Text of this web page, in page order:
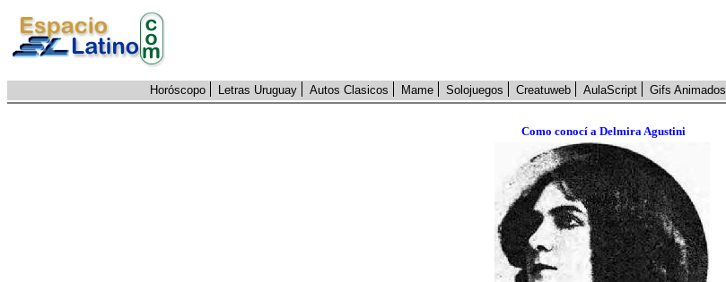
Horóscopo Letras Uruguay Autos Clasicos Mame Solojuegos Creatuweb AulaScript Gifs Animados
Como conocí a Delmira Agustini